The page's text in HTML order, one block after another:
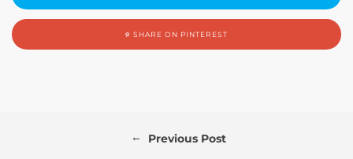
SHARE ON PINTEREST
← Previous Post